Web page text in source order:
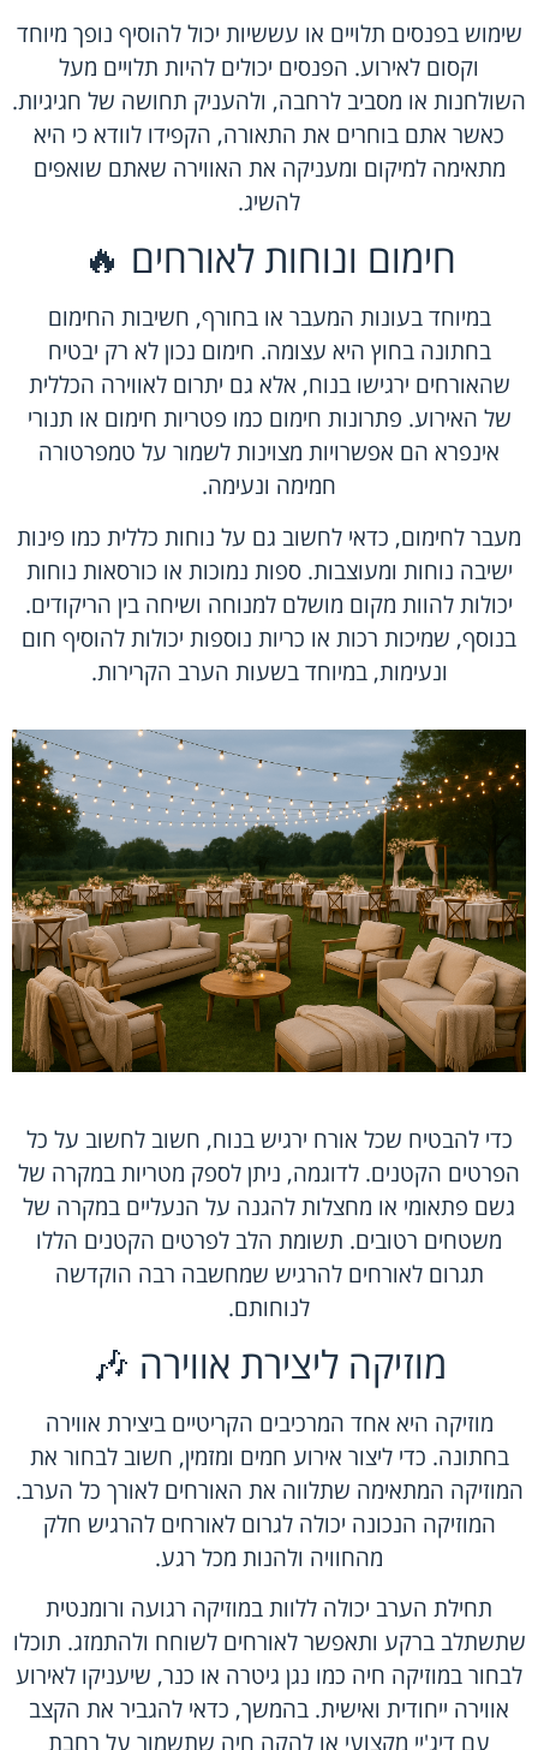
שימוש בפנסים תלויים או עששיות יכול להוסיף נופך מיוחד
וקסום לאירוע. הפנסים יכולים להיות תלויים מעל
השולחנות או מסביב לרחבה, ולהעניק תחושה של חגיגיות.
כאשר אתם בוחרים את התאורה, הקפידו לוודא כי היא
מתאימה למיקום ומעניקה את האווירה שאתם שואפים
להשיג.
חימום ונוחות לאורחים 🔥
במיוחד בעונות המעבר או בחורף, חשיבות החימום
בחתונה בחוץ היא עצומה. חימום נכון לא רק יבטיח
שהאורחים ירגישו בנוח, אלא גם יתרום לאווירה הכללית
של האירוע. פתרונות חימום כמו פטריות חימום או תנורי
אינפרא הם אפשרויות מצוינות לשמור על טמפרטורה
חמימה ונעימה.
מעבר לחימום, כדאי לחשוב גם על נוחות כללית כמו פינות
ישיבה נוחות ומעוצבות. ספות נמוכות או כורסאות נוחות
יכולות להוות מקום מושלם למנוחה ושיחה בין הריקודים.
בנוסף, שמיכות רכות או כריות נוספות יכולות להוסיף חום
ונעימות, במיוחד בשעות הערב הקרירות.
כדי להבטיח שכל אורח ירגיש בנוח, חשוב לחשוב על כל
הפרטים הקטנים. לדוגמה, ניתן לספק מטריות במקרה של
גשם פתאומי או מחצלות להגנה על הנעליים במקרה של
משטחים רטובים. תשומת הלב לפרטים הקטנים הללו
תגרום לאורחים להרגיש שמחשבה רבה הוקדשה
לנוחותם.
מוזיקה ליצירת אווירה 🎶
מוזיקה היא אחד המרכיבים הקריטיים ביצירת אווירה
בחתונה. כדי ליצור אירוע חמים ומזמין, חשוב לבחור את
המוזיקה המתאימה שתלווה את האורחים לאורך כל הערב.
המוזיקה הנכונה יכולה לגרום לאורחים להרגיש חלק
מהחוויה ולהנות מכל רגע.
תחילת הערב יכולה ללוות במוזיקה רגועה ורומנטית
שתשתלב ברקע ותאפשר לאורחים לשוחח ולהתמזג. תוכלו
לבחור במוזיקה חיה כמו נגן גיטרה או כנר, שיעניקו לאירוע
אווירה ייחודית ואישית. בהמשך, כדאי להגביר את הקצב
עם דיג'יי מקצועי או להקה חיה שתשמור על רחבת